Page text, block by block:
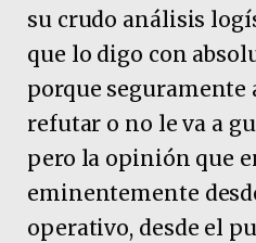
su crudo análisis
que lo digo con
porque seguramente
refutar o no le va a
pero la opinión que
eminentemente
operativo, desde el